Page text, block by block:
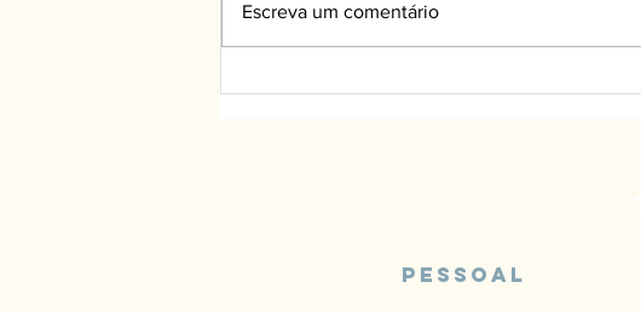
Escreva um comentário
Pessoal